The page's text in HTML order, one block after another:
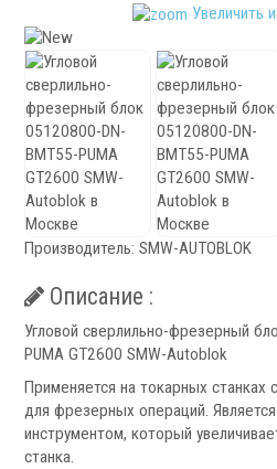
Механизированные патроны
Цанговые патроны
Патроны специального изготовления
Гидроцилиндры
Кулачки токарные
Цанги токарные
Аксессуары для токарных патронов
Инструментальная оснастка
Увеличить
Производитель:SMW-AUTOBLOK
Описание :
Угловой сверлильно-фрезерный
PUMA GT2600 SMW-Autoblok
Применяется на токарных станках
для фрезерных операций.
инструментом, который
станка.